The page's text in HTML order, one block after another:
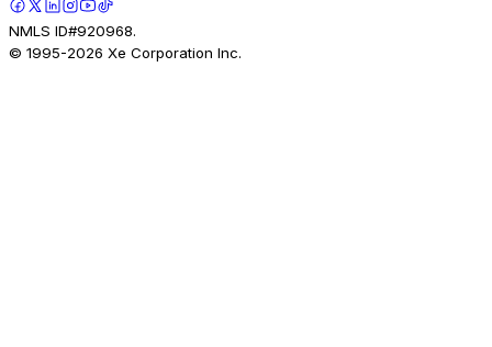
NMLS ID#920968.
© 1995-2026 Xe Corporation Inc.